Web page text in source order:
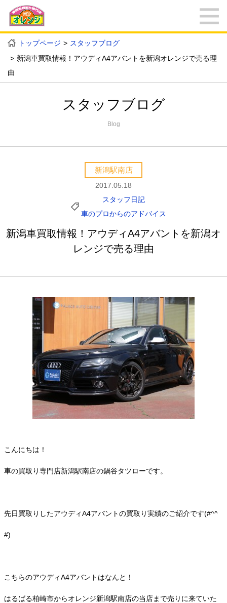
トップページ
スタッフブログ
新潟車買取情報！アウディA4アバントを新潟オレンジで売る理
由
スタッフブログ
Blog
新潟駅南店
2017.05.18
スタッフ日記
車のプロからのアドバイス
新潟車買取情報！アウディA4アバントを新潟オ
レンジで売る理由
こんにちは！
車の買取り専門店新潟駅南店の鍋谷タツローです。
先日買取りしたアウディA4アバントの買取り実績のご紹介です(#^^
#)
こちらのアウディA4アバントはなんと！
はるばる柏崎市からオレンジ新潟駅南店の当店まで売りに来ていた